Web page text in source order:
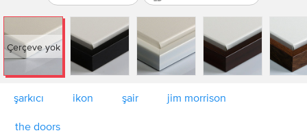
Çerçeve yok
şarkıcı ikon şair jim morrison
the doors